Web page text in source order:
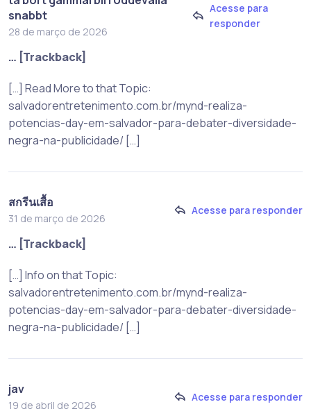
snabbt
28 de março de 2026
Acesse para
responder
… [Trackback]
[…] Read More to that Topic:
salvadorentretenimento.com.br/mynd-realiza-
potencias-day-em-salvador-para-debater-diversidade-
negra-na-publicidade/ […]
สกรีนเสื้อ
31 de março de 2026
Acesse para responder
… [Trackback]
[…] Info on that Topic:
salvadorentretenimento.com.br/mynd-realiza-
potencias-day-em-salvador-para-debater-diversidade-
negra-na-publicidade/ […]
jav
19 de abril de 2026
Acesse para responder